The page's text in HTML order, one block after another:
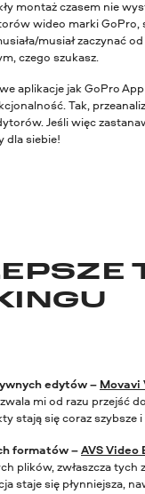
montaż czasem nie
wideo marki
musiał zaczynać
czego szukasz.
aplikacje jak GoPro
Tak,
Jeśli więc
dla siebie!
edytów – Movavi
mi od razu przejść
stają się coraz szybsze i
formatów –AVS Video
plików, zwłaszcza
staje się płynniejsza,